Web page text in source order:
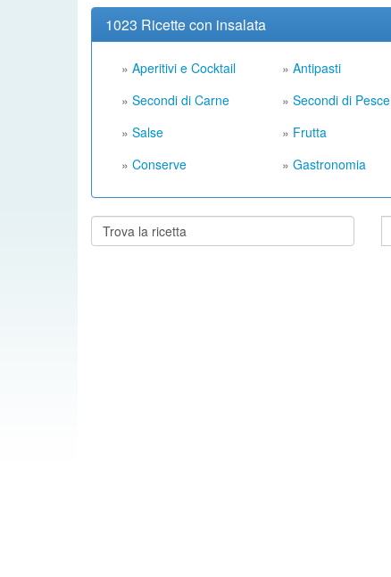
1023 Ricette con insalata
» Aperitivi e Cocktail » Antipasti
» Secondi di Carne » Secondi di Pesce
» Salse » Frutta
» Conserve » Gastronomia
Cerca